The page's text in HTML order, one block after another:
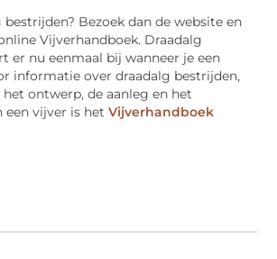
Bezoek dan de website en
Vijverhandboek. Draadalg
er nu eenmaal bij wanneer je een
informatie over draadalg bestrijden,
ontwerp, de aanleg en het
een vijver is hetVijverhandboek